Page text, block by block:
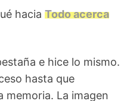
hacia Todo acerca
e hice lo mismo.
hasta que
memoria. La imagen